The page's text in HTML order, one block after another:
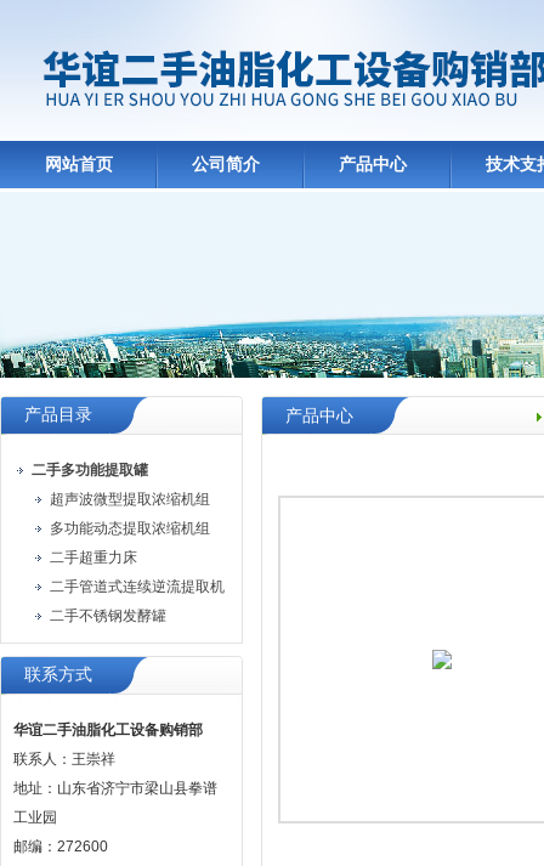
网站首页 公司简介 产品中心 技术支
产品目录
二手多功能提取罐
超声波微型提取浓缩机组
多功能动态提取浓缩机组
二手超重力床
二手管道式连续逆流提取机
二手不锈钢发酵罐
联系方式
华谊二手油脂化工设备购销部
联系人：王崇祥
地址：山东省济宁市梁山县拳谱
工业园
邮编：272600
产品中心